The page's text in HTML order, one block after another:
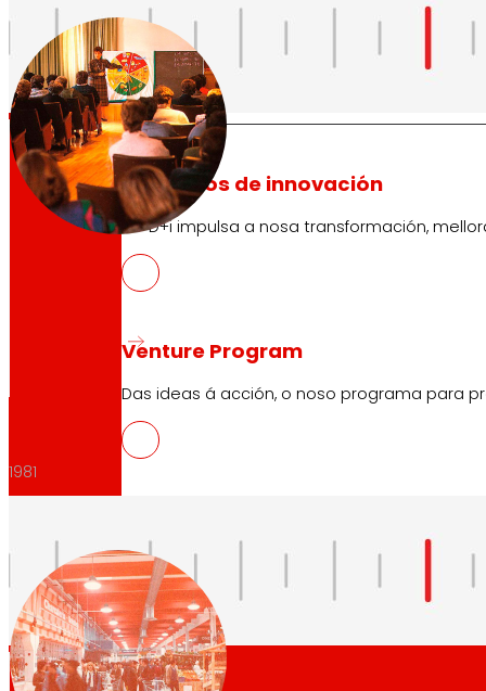
Atecnoloxía que nos move
Proxectos de innovación
A l+D+i impulsa a nosa transformación,
Venture Program
Das ideas á acción, o noso programa para
Exploramos novas formas de conectar
Memorias
1978
1981